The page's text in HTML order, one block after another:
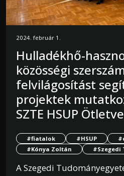
2024. február 1.
Hulladékhő-
közösségi
felvilágosítást
projektek
SZTE HSUP
#fiatalok #HSUP
#Kónya Zoltán
#Szegedi
A Szegedi